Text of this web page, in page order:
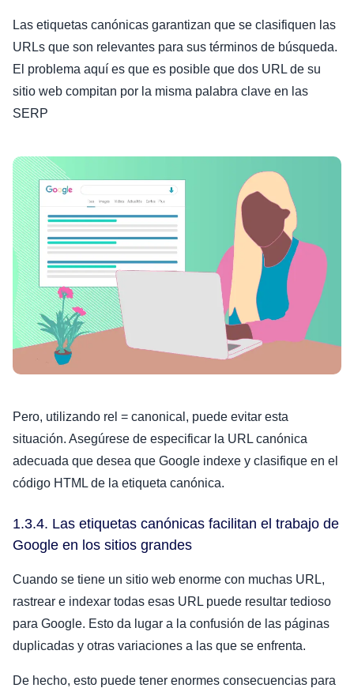
Las etiquetas canónicas garantizan que se clasifiquen las
URLs que son relevantes para sus términos de búsqueda.
El problema aquí es que es posible que dos URL de su
sitio web compitan por la misma palabra clave en las
SERP
Pero, utilizando rel = canonical, puede evitar esta
situación. Asegúrese de especificar la URL canónica
adecuada que desea que Google indexe y clasifique en el
código HTML de la etiqueta canónica.
1.3.4. Las etiquetas canónicas facilitan el trabajo de
Google en los sitios grandes
Cuando se tiene un sitio web enorme con muchas URL,
rastrear e indexar todas esas URL puede resultar tedioso
para Google. Esto da lugar a la confusión de las páginas
duplicadas y otras variaciones a las que se enfrenta.
De hecho, esto puede tener enormes consecuencias para